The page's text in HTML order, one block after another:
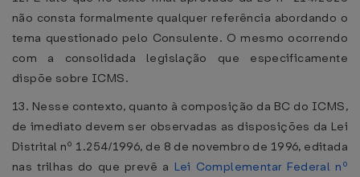
não consta formalmente qualquer referência abordando o
tema questionado pelo Consulente. O mesmo ocorrendo
com a consolidada legislação que especificamente
dispõe sobre ICMS.
13. Nesse contexto, quanto à composição da BC do ICMS,
de imediato devem ser observadas as disposições da Lei
Distrital nº 1.254/1996, de 8 de novembro de 1996, editada
nas trilhas do que prevê a Lei Complementar Federal nº